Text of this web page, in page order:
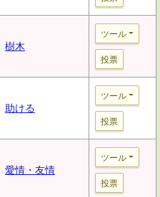
樹木
ツール
投票
助ける
ツール
投票
愛情・友情
ツール
投票